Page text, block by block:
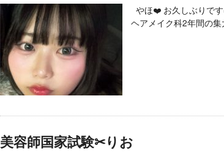
やほ❤️ お久しぶりで
ヘアメイク科2年間の
美容師国家試験✂りお